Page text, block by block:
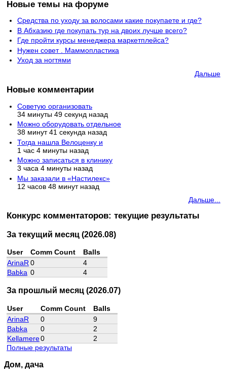
Новые темы на форуме
Средства по уходу за волосами какие покупаете и где?
В Абхазию где покупать тур на двоих лучше всего?
Где пройти курсы менеджера маркетплейса?
Нужен совет . Маммопластика
Уход за ногтями
Дальше
Новые комментарии
Советую организовать
34 минуты 49 секунд назад
Можно оборудовать отдельное
38 минут 41 секунда назад
Тогда нашла Велоценку и
1 час 4 минуты назад
Можно записаться в клинику
3 часа 4 минуты назад
Мы заказали в «Настилекс»
12 часов 48 минут назад
Дальше...
Конкурс комментаторов: текущие результаты
За текущий месяц (2026.08)
User Comm Count
Balls
ArinaR 0
4
Babka 0 4
За прошлый месяц (2026.07)
User Comm Count
Balls
ArinaR
0
9
Babka
0
2
Kellamere0
2
Полные результаты
Дом, дача